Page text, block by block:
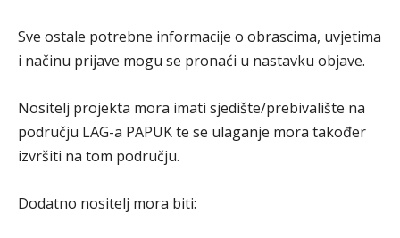
Sve ostale potrebne informacije o obrascima, uvjetima
i načinu prijave mogu se pronaći u nastavku objave.
Nositelj projekta mora imati sjedište/prebivalište na
području LAG-a PAPUK te se ulaganje mora također
izvršiti na tom području.
Dodatno nositelj mora biti: